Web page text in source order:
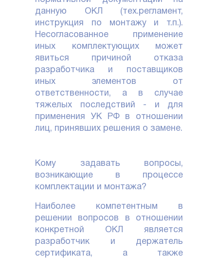
данную ОКЛ (тех.регламент,
инструкция по монтажу и т.п.).
Несогласованное применение
иных комплектующих может
явиться причиной отказа
разработчика и поставщиков
иных элементов от
ответственности, а в случае
тяжелых последствий - и для
применения УК РФ в отношении
лиц, принявших решения о замене.
Кому задавать вопросы,
возникающие в процессе
комплектации и монтажа?
Наиболее компетентным в
решении вопросов в отношении
конкретной ОКЛ является
разработчик и держатель
сертификата, а также